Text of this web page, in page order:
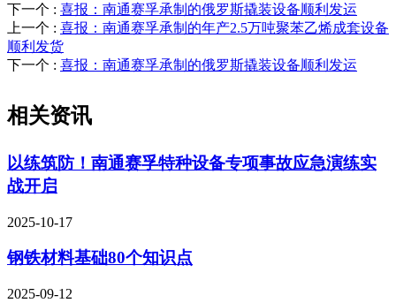
下一个 : 喜报：南通赛孚承制的俄罗斯撬装设备顺利发运
上一个 : 喜报：南通赛孚承制的年产2.5万吨聚苯乙烯成套设备
顺利发货
下一个 : 喜报：南通赛孚承制的俄罗斯撬装设备顺利发运
相关资讯
以练筑防！南通赛孚特种设备专项事故应急演练实
战开启
2025-10-17
钢铁材料基础80个知识点
2025-09-12